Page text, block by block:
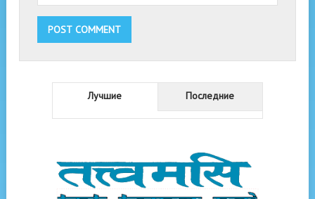
Лучшие Последние